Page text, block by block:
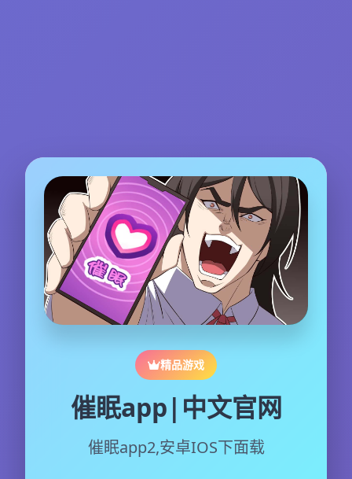
精品游戏
催眠app|中文官网
催眠app2,安卓IOS下面载